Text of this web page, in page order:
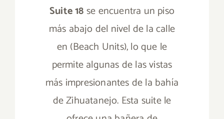
Suite 18se encuentra un piso
más abajo del nivel de la calle
en (Beach Units), lo que le
permite algunas de las vistas
más impresionantes de la bahía
de Zihuatanejo. Esta suite le